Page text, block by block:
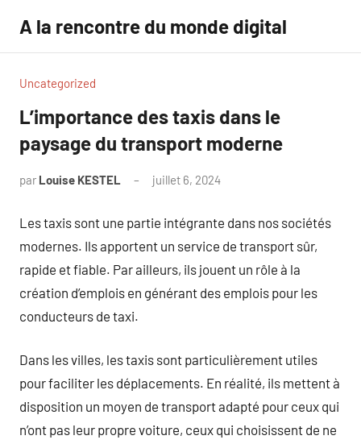
contenu
A la rencontre du monde digital
Uncategorized
L’importance des taxis dans le
paysage du transport moderne
par Louise KESTEL juillet 6, 2024
Les taxis sont une partie intégrante dans nos sociétés
modernes. Ils apportent un service de transport sûr,
rapide et fiable. Par ailleurs, ils jouent un rôle à la
création d’emplois en générant des emplois pour les
conducteurs de taxi.
Dans les villes, les taxis sont particulièrement utiles
pour faciliter les déplacements. En réalité, ils mettent à
disposition un moyen de transport adapté pour ceux qui
n’ont pas leur propre voiture, ceux qui choisissent de ne